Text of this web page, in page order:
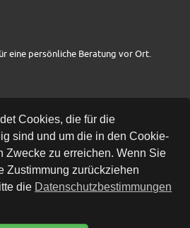
Cookies, die für die
sind und um die in den Cookie-
Zwecke zu erreichen. Wenn Sie
Zustimmung zurückziehen
die Datenschutzbestimmungen
eine persönliche Beratung vor Ort.
Lieferung